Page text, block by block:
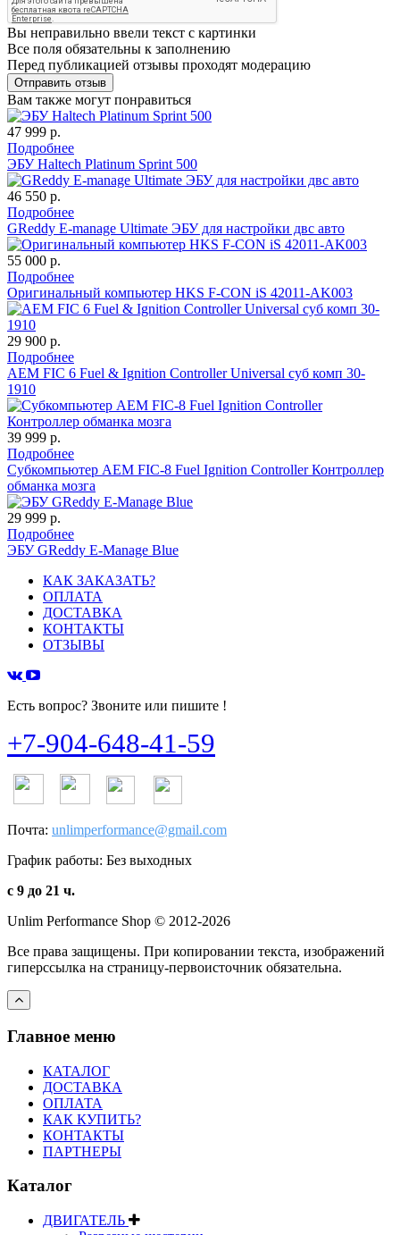
Вы неправильно ввели текст с картинки
Все поля обязательны к заполнению
Перед публикацией отзывы проходят модерацию
Вам также могут понравиться
47 999 р.
Подробнее
ЭБУ Haltech Platinum Sprint 500
46 550 р.
Подробнее
GReddy E-manage Ultimate ЭБУ для настройки двс авто
55 000 р.
Подробнее
Оригинальный компьютер HKS F-CON iS 42011-AK003
29 900 р.
Подробнее
AEM FIC 6 Fuel & Ignition Controller Universal суб комп 30-
1910
39 999 р.
Подробнее
Субкомпьютер AEM FIC-8 Fuel Ignition Controller Контроллер
обманка мозга
29 999 р.
Подробнее
ЭБУ GReddy E-Manage Blue
КАК ЗАКАЗАТЬ?
ОПЛАТА
ДОСТАВКА
КОНТАКТЫ
ОТЗЫВЫ
Есть вопрос? Звоните или пишите !
+7-904-648-41-59
Почта: unlimperformance@gmail.com
График работы: Без выходных
с 9 до 21 ч.
Unlim Performance Shop © 2012-2026
Все права защищены. При копировании текста, изображений
гиперссылка на страницу-первоисточник обязательна.
Главное меню
КАТАЛОГ
ДОСТАВКА
ОПЛАТА
КАК КУПИТЬ?
КОНТАКТЫ
ПАРТНЕРЫ
Каталог
ДВИГАТЕЛЬ